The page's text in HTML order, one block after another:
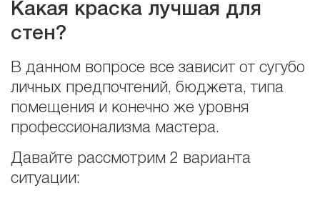
Какая краска лучшая для
стен?
В данном вопросе все зависит от сугубо
личных предпочтений, бюджета, типа
помещения и конечно же уровня
профессионализма мастера.
Давайте рассмотрим 2 варианта
ситуации: